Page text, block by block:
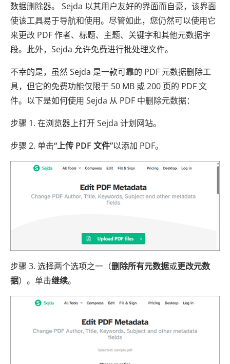
数据删除器。 Sejda 以其用户友好的界面而自豪，该界面
使该工具易于导航和使用。尽管如此，您仍然可以使用它
来更改 PDF 作者、标题、主题、关键字和其他元数据字
段。此外，Sejda 允许免费进行批处理文件。
不幸的是，虽然 Sejda 是一款可靠的 PDF 元数据删除工
具，但它的免费功能仅限于 50 MB 或 200 页的 PDF 文
件。以下是如何使用 Sejda 从 PDF 中删除元数据：
步骤 1. 在浏览器上打开 Sejda 计划网站。
步骤 2. 单击“上传 PDF 文件”以添加 PDF。
步骤 3. 选择两个选项之一（删除所有元数据或更改元数
据）。单击继续。